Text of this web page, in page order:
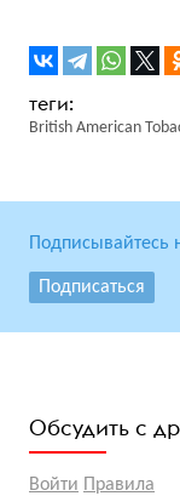
British American
Подписывайтесь
Подписаться
Обсудить с
Войти Правила